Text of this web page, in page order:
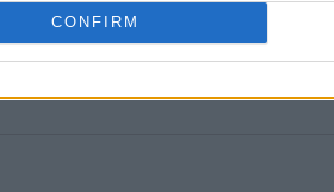
CONFIRM
την θέση του, η οποία μέχρι
Uber.